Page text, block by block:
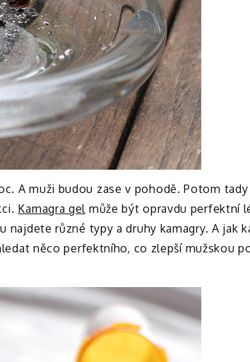
A muži budou zase v pohodě. Potom
Kamagra gel může být opravdu perfektní
různé typy a druhy kamagry. A jak
něco perfektního, co zlepší mužskou